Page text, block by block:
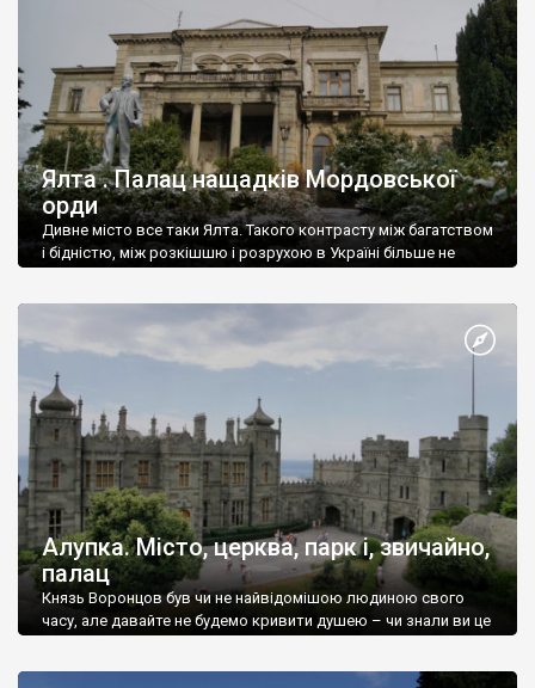
Ялта . Палац нащадків Мордовської
орди
Дивне місто все таки Ялта. Такого контрасту між багатством
і бідністю, між розкішшю і розрухою в Україні більше не
Алупка. Місто, церква, парк і, звичайно,
палац
Князь Воронцов був чи не найвідомішою людиною свого
часу, але давайте не будемо кривити душею – чи знали ви це